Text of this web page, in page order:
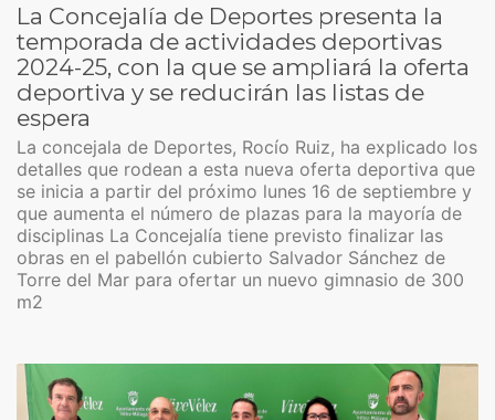
La Concejalía de Deportes presenta la
temporada de actividades deportivas
2024-25, con la que se ampliará la oferta
deportiva y se reducirán las listas de
espera
La concejala de Deportes, Rocío Ruiz, ha explicado los
detalles que rodean a esta nueva oferta deportiva que
se inicia a partir del próximo lunes 16 de septiembre y
que aumenta el número de plazas para la mayoría de
disciplinas La Concejalía tiene previsto finalizar las
obras en el pabellón cubierto Salvador Sánchez de
Torre del Mar para ofertar un nuevo gimnasio de 300
m2